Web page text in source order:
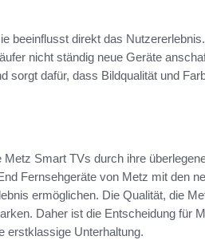
beeinflusst direkt das
nicht ständig neue Geräte
sorgt dafür, dass Bildqualität und
Smart TVs durch ihre
Fernsehgeräte von Metz mit den
ermöglichen. Die Qualität, die
Daher ist die Entscheidung für
erstklassige Unterhaltung.